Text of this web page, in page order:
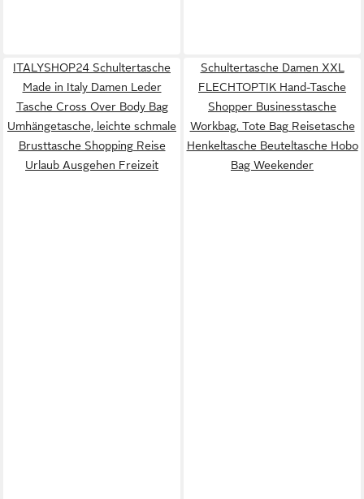
ITALYSHOP24 Schultertasche
Made in Italy Damen Leder
Tasche Cross Over Body Bag
Umhängetasche, leichte schmale
Brusttasche Shopping Reise
Urlaub Ausgehen Freizeit
Schultertasche Damen XXL
FLECHTOPTIK Hand-Tasche
Shopper Businesstasche
Workbag, Tote Bag Reisetasche
Henkeltasche Beuteltasche Hobo
Bag Weekender